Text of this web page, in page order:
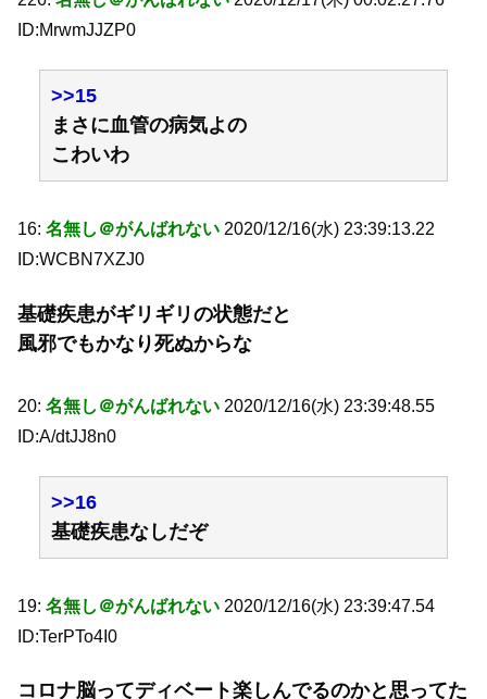
ID:MrwmJJZP0
>>15
まさに血管の病気よの
こわいわ
16: 名無し＠がんばれない 2020/12/16(水) 23:39:13.22
ID:WCBN7XZJ0
基礎疾患がギリギリの状態だと
風邪でもかなり死ぬからな
20: 名無し＠がんばれない 2020/12/16(水) 23:39:48.55
ID:A/dtJJ8n0
>>16
基礎疾患なしだぞ
19: 名無し＠がんばれない 2020/12/16(水) 23:39:47.54
ID:TerPTo4I0
コロナ脳ってディベート楽しんでるのかと思ってた